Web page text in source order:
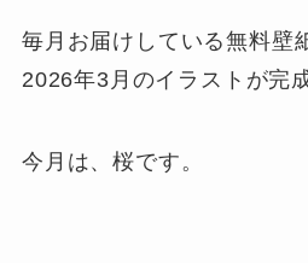
毎月お届けしている無料壁
2026年3月のイラストが完
今月は、桜です。